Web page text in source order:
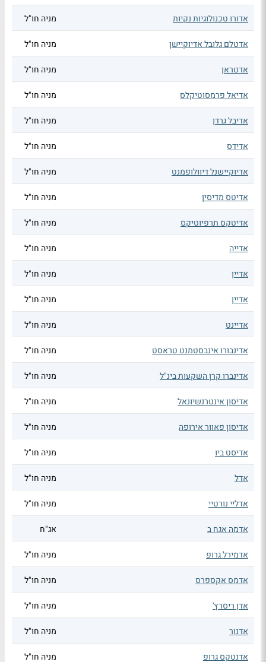
אדורו טכנולוגיות נקיות מניה חו"ל
אדטלם גלובל אדיוקיישן מניה חו"ל
אדטראן מניה חו"ל
אדיאל פרמסוטיקלס מניה חו"ל
אדיבל גרדן מניה חו"ל
אדידס מניה חו"ל
אדיוקיישנל דיוולופמנט מניה חו"ל
אדיטס מדיסין מניה חו"ל
אדיטקס תרפיוטיקס מניה חו"ל
אדייה מניה חו"ל
אדיין מניה חו"ל
אדיין מניה חו"ל
אדיינט מניה חו"ל
אדינבורו אינבסטמנט טראסט מניה חו"ל
אדינברו קרן השקעות בינ"ל מניה חו"ל
אדיסון אינטרנשיונאל מניה חו"ל
אדיסון פאוור אירופה מניה חו"ל
אדיסט ביו מניה חו"ל
אדל מניה חו"ל
אדליי נורטיי מניה חו"ל
אדמה אגח ב אג"ח
אדמירל גרופ מניה חו"ל
אדמס אקספרס מניה חו"ל
אדן ריסרץ' מניה חו"ל
אדנור מניה חו"ל
אדנטקס גרופ מניה חו"ל